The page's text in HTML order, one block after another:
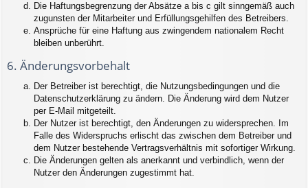
Die Haftungsbegrenzung der Absätze a bis c gilt sinngemäß auch
zugunsten der Mitarbeiter und Erfüllungsgehilfen des Betreibers.
Ansprüche für eine Haftung aus zwingendem nationalem Recht
bleiben unberührt.
6. Änderungsvorbehalt
Der Betreiber ist berechtigt, die Nutzungsbedingungen und die
Datenschutzerklärung zu ändern. Die Änderung wird dem Nutzer
per E-Mail mitgeteilt.
Der Nutzer ist berechtigt, den Änderungen zu widersprechen. Im
Falle des Widerspruchs erlischt das zwischen dem Betreiber und
dem Nutzer bestehende Vertragsverhältnis mit sofortiger Wirkung.
Die Änderungen gelten als anerkannt und verbindlich, wenn der
Nutzer den Änderungen zugestimmt hat.